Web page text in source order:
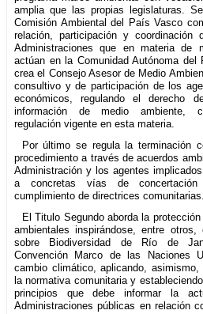
amplia que las propias legislaturas.
Comisión Ambiental del País Vasco
relación, participación y coordinación
Administraciones que en materia de
actúan en la Comunidad Autónoma del
crea el Consejo Asesor de Medio
consultivo y de participación de los
económicos, regulando el derecho
información de medio ambiente,
regulación vigente en esta materia.
Por último se regula la terminación
procedimiento a través de acuerdos
Administración y los agentes
a concretas vías de concertación
cumplimiento de directrices comunitarias.
El Titulo Segundo aborda la
ambientales inspirándose, entre otros,
sobre Biodiversidad de Río de
Convención Marco de las Naciones
cambio climático, aplicando,
la normativa comunitaria y
principios que debe informar la
Administraciones públicas en relación